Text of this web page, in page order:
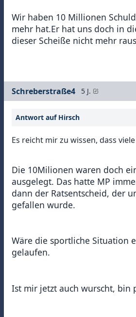
Wir haben 10 Millionen
mehr hat.Er hat uns doch in
dieser Scheiße nicht mehr
Schreberstraße4 5 J.
Antwort auf Hirsch
Es reicht mir zu wissen, dass
Die 10Milionen waren doch
ausgelegt. Das hatte MP
dann der Ratsentscheid, der
gefallen wurde.
Wäre die sportliche Situation
gelaufen.
Ist mir jetzt auch wurscht, bin